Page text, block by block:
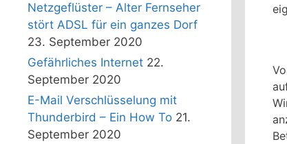
Netzgeflüster – Alter Fernseher
stört ADSL für ein ganzes Dorf
23. September 2020
Gefährliches Internet 22.
September 2020
E-Mail Verschlüsselung mit
Thunderbird – Ein How To 21.
September 2020